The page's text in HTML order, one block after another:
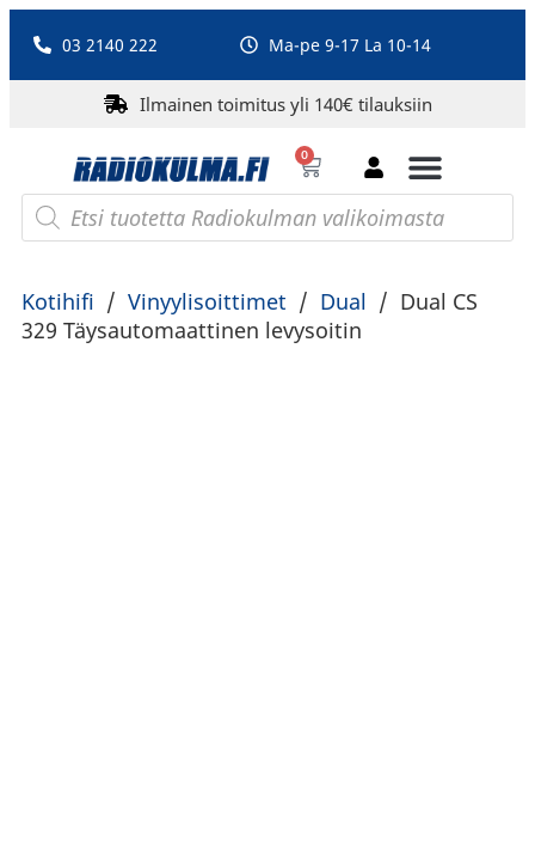
03 2140 222 Ma-pe 9-17 La 10-14
Ilmainen toimitus yli 140€ tilauksiin
0
Kotihifi / Vinyylisoittimet / Dual / Dual CS
329 Täysautomaattinen levysoitin